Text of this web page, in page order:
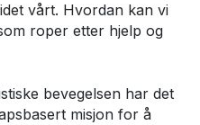
vårt. Hvordan kan vi
roper etter hjelp og
bevegelsen har det
misjon for å